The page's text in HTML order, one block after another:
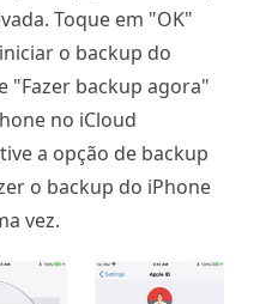
Toque em "OK"
o backup do
"Fazer backup agora"
no iCloud
a opção de backup
o backup do iPhone
vez.